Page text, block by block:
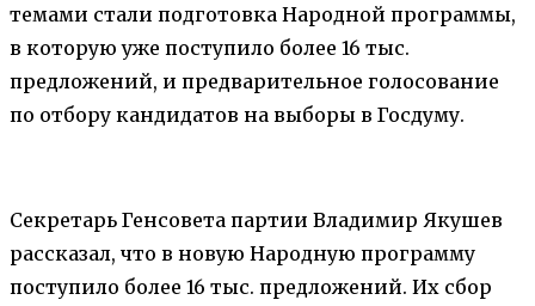
темами стали подготовка Народной программы,
в которую уже поступило более 16 тыс.
предложений, и предварительное голосование
по отбору кандидатов на выборы в Госдуму.
Секретарь Генсовета партии Владимир Якушев
рассказал, что в новую Народную программу
поступило более 16 тыс. предложений. Их сбор